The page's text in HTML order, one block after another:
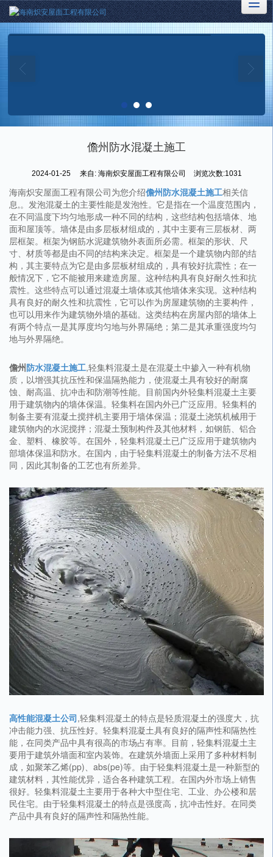
儋州防水混凝土施工
2024-01-25 来自: 海南炽安屋面工程有限公司 浏览次数:1031
海南炽安屋面工程有限公司为您介绍儋州防水混凝土施工相关信
息,。发泡混凝土的主要性能是发泡性。它是指在一个温度范围内，
在不同温度下均匀地形成一种不同的结构，这些结构包括墙体、地
面和屋顶等。墙体是由多层板材组成的，其中主要有三层板材、两
层框架。框架为钢筋水泥建筑物外表面所必需。框架的形状、尺
寸、材质等都是由不同的结构来决定。框架是一个建筑物内部的结
构，其主要特点为它是由多层板材组成的，具有较好抗震性；在一
般情况下，它不能被用来建造房屋。这种结构具有良好耐久性和抗
震性。这些特点可以通过混凝土墙体或其他墙体来实现。这种结构
具有良好的耐久性和抗震性，它可以作为房屋建筑物的主要构件，
也可以用来作为建筑物外墙的基础。这类结构在房屋内部的墙体上
有两个特点一是其厚度均匀地与外界隔绝；第二是其承重强度均匀
地与外界隔绝。
儋州防水混凝土施工,轻集料混凝土是在混凝土中掺入一种有机物
质，以增强其抗压性和保温隔热能力，使混凝土具有较好的耐腐
蚀、耐高温、抗冲击和防潮等性能。目前国内外轻集料混凝土主要
用于建筑物内的墙体保温。轻集料在国内外已广泛应用。轻集料的
制备主要有混凝土搅拌机主要用于墙体保温；混凝土浇筑机械用于
建筑物内的水泥搅拌；混凝土预制构件及其他材料，如钢筋、铝合
金、塑料、橡胶等。在国外，轻集料混凝土已广泛应用于建筑物内
部墙体保温和防水。在国内，由于轻集料混凝土的制备方法不尽相
同，因此其制备的工艺也有所差异。
高性能混凝土公司,轻集料混凝土的特点是轻质混凝土的强度大，抗
冲击能力强、抗压性好。轻集料混凝土具有良好的隔声性和隔热性
能，在同类产品中具有很高的市场占有率。目前，轻集料混凝土主
要用于建筑外墙面和室内装饰。在建筑外墙面上采用了多种材料制
成，如聚苯乙烯(pp)、abs(pe)等。由于轻集料混凝土是一种新型的
建筑材料，其性能优异，适合各种建筑工程。在国内外市场上销售
很好。轻集料混凝土主要用于各种大中型住宅、工业、办公楼和居
民住宅。由于轻集料混凝土的特点是强度高，抗冲击性好。在同类
产品中具有良好的隔声性和隔热性能。